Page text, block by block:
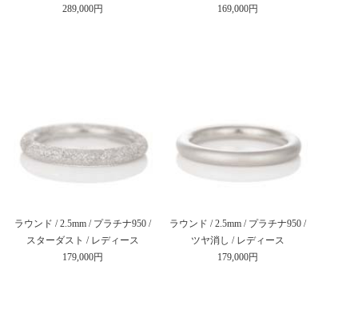
289,000円
169,000円
ラウンド / 2.5mm / プラチナ950 /
スターダスト / レディース
179,000円
ラウンド / 2.5mm / プラチナ950 /
ツヤ消し / レディース
179,000円